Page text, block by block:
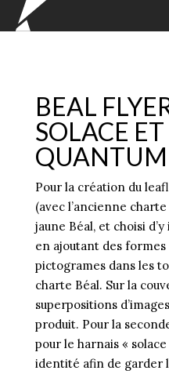
BEAL
SOLACE
QUANTUM
Pour la création du
(avec l’ancienne
jaune Béal, et choisi
en ajoutant des formes
pictogrames dans les
charte Béal. Sur la
superpositions
produit. Pour la
pour le harnais «
identité afin de garder